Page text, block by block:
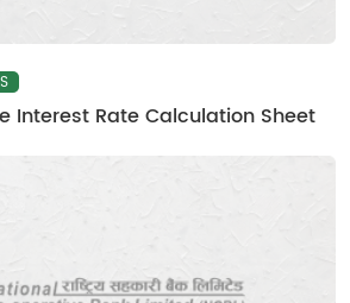
Interest Rate Calculation Sheet